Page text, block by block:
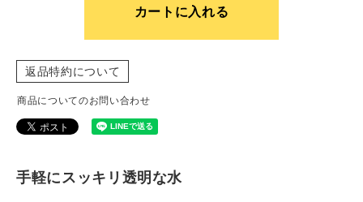
カートに入れる
返品特約について
商品についてのお問い合わせ
手軽にスッキリ透明な水